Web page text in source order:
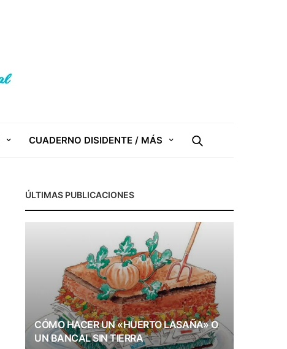
CUADERNO DISIDENTE / MÁS
ÚLTIMAS PUBLICACIONES
CÓMO HACER UN «HUERTO LASAÑA» O
UN BANCAL SIN TIERRA